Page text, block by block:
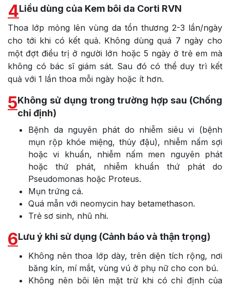
4Liều dùng của Kem bôi da Corti RVN
Thoa lớp mỏng lên vùng da tổn thương 2-3 lần/ngày
cho tới khi có kết quả. Không dùng quá 7 ngày cho
một đợt điều trị ở người lớn hoặc 5 ngày ở trẻ em mà
không có bác sĩ giám sát. Sau đó có thể duy trì kết
quả với 1 lần thoa mỗi ngày hoặc ít hơn.
5Không sử dụng trong trường hợp sau (Chống
chỉ định)
Bệnh da nguyên phát do nhiễm siêu vi (bệnh
mụn rộp khóe miệng, thủy đậu), nhiễm nấm sợi
hoặc vi khuẩn, nhiễm nấm men nguyên phát
hoặc thứ phát, nhiễm khuẩn thứ phát do
Pseudomonas hoặc Proteus.
Mụn trứng cá.
Quá mẫn với neomycin hay betamethason.
Trẻ sơ sinh, nhũ nhi.
6Lưu ý khi sử dụng (Cảnh báo và thận trọng)
Không nên thoa lớp dày, trên diện tích rộng, nơi
băng kín, mí mắt, vùng vú ở phụ nữ cho con bú.
Không nên bôi lên mặt trừ khi có chỉ định của